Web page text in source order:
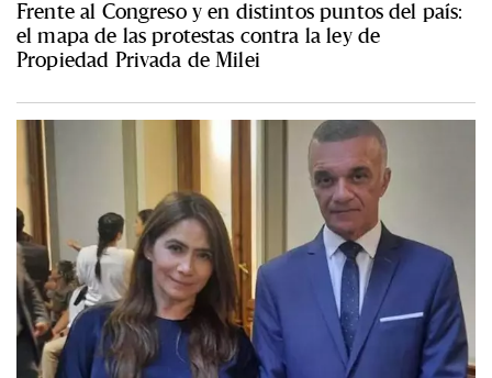
Frente al Congreso y en distintos puntos del país:
el mapa de las protestas contra la ley de
Propiedad Privada de Milei